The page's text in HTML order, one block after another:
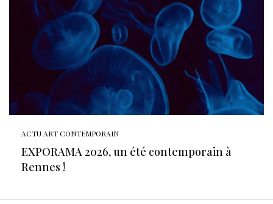
ACTU ART CONTEMPORAIN
EXPORAMA 2026, un été contemporain à
Rennes !